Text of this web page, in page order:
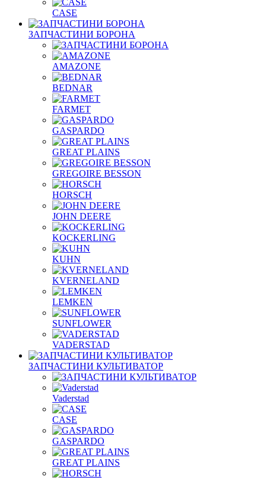
СASE
ЗАПЧАСТИНИ БОРОНА
AMAZONE
BEDNAR
FARMET
GASPARDO
GREAT PLAINS
GREGOIRE BESSON
HORSCH
JOHN DEERE
KOCKERLING
KUHN
KVERNELAND
LEMKEN
SUNFLOWER
VADERSTAD
ЗАПЧАСТИНИ КУЛЬТИВАТОР
Vaderstad
CASE
GASPARDO
GREAT PLAINS